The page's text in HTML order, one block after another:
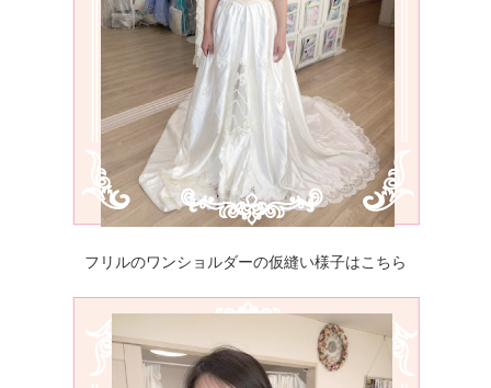
フリルのワンショルダーの仮縫い様子はこちら